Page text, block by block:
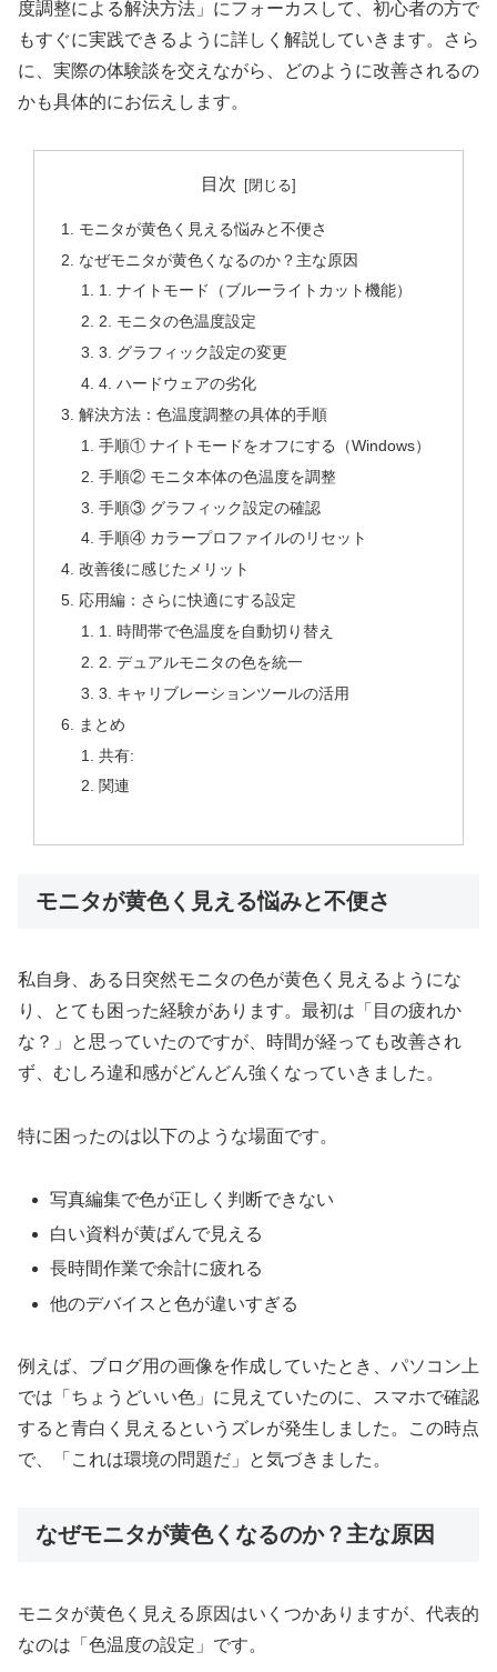
度調整による解決方法」にフォーカスして、初心者の方で
もすぐに実践できるように詳しく解説していきます。さら
に、実際の体験談を交えながら、どのように改善されるの
かも具体的にお伝えします。
目次
モニタが黄色く見える悩みと不便さ
なぜモニタが黄色くなるのか？主な原因
1. ナイトモード（ブルーライトカット機能）
2. モニタの色温度設定
3. グラフィック設定の変更
4. ハードウェアの劣化
解決方法：色温度調整の具体的手順
手順① ナイトモードをオフにする（Windows）
手順② モニタ本体の色温度を調整
手順③ グラフィック設定の確認
手順④ カラープロファイルのリセット
改善後に感じたメリット
応用編：さらに快適にする設定
1. 時間帯で色温度を自動切り替え
2. デュアルモニタの色を統一
3. キャリブレーションツールの活用
まとめ
共有:
関連
モニタが黄色く見える悩みと不便さ
私自身、ある日突然モニタの色が黄色く見えるようにな
り、とても困った経験があります。最初は「目の疲れか
な？」と思っていたのですが、時間が経っても改善され
ず、むしろ違和感がどんどん強くなっていきました。
特に困ったのは以下のような場面です。
写真編集で色が正しく判断できない
白い資料が黄ばんで見える
長時間作業で余計に疲れる
他のデバイスと色が違いすぎる
例えば、ブログ用の画像を作成していたとき、パソコン上
では「ちょうどいい色」に見えていたのに、スマホで確認
すると青白く見えるというズレが発生しました。この時点
で、「これは環境の問題だ」と気づきました。
なぜモニタが黄色くなるのか？主な原因
モニタが黄色く見える原因はいくつかありますが、代表的
なのは「色温度の設定」です。